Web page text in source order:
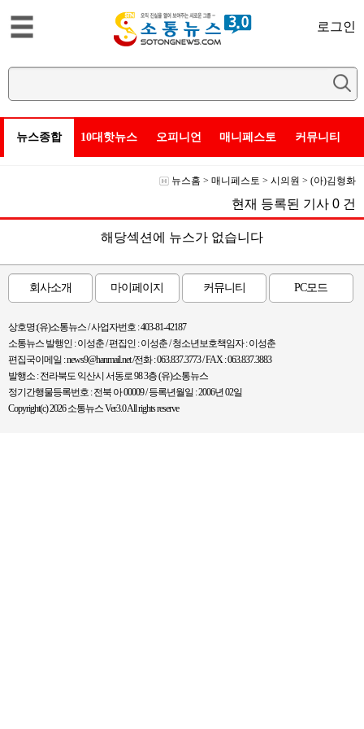
로그인
뉴스종합 10대핫뉴스 오피니언 매니페스토 커뮤니티
뉴스홈 > 매니페스토 > 시의원 > (아)김형화
현재 등록된 기사 0 건
해당섹션에 뉴스가 없습니다
회사소개 마이페이지 커뮤니티 PC모드
상호명:(유)소통뉴스 / 사업자번호 : 403-81-42187
소통뉴스 발행인 : 이성춘 / 편집인 : 이성춘 / 청소년보호책임자 : 이성춘
편집국이메일 : news9@hanmail.net /전화 : 063.837.3773 / FAX : 063.837.3883
발행소 : 전라북도 익산시 서동로 98 3층 (유)소통뉴스
정기간행물등록번호 : 전북 아 00009 / 등록년월일 : 2006년 02일
Copyright(c) 2026 소통뉴스 Ver3.0 All rights reserve